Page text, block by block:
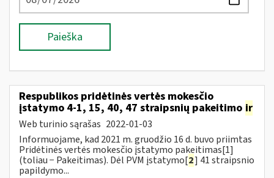
Paieška
Respublikos pridėtinės vertės mokesčio
įstatymo 4-1, 15, 40, 47 straipsnių pakeitimo ir
Web turinio sąrašas 2022-01-03
Informuojame, kad 2021 m. gruodžio 16 d. buvo priimtas
Pridėtinės vertės mokesčio įstatymo pakeitimas[1]
(toliau − Pakeitimas). Dėl PVM įstatymo[2] 41 straipsnio
papildymo...